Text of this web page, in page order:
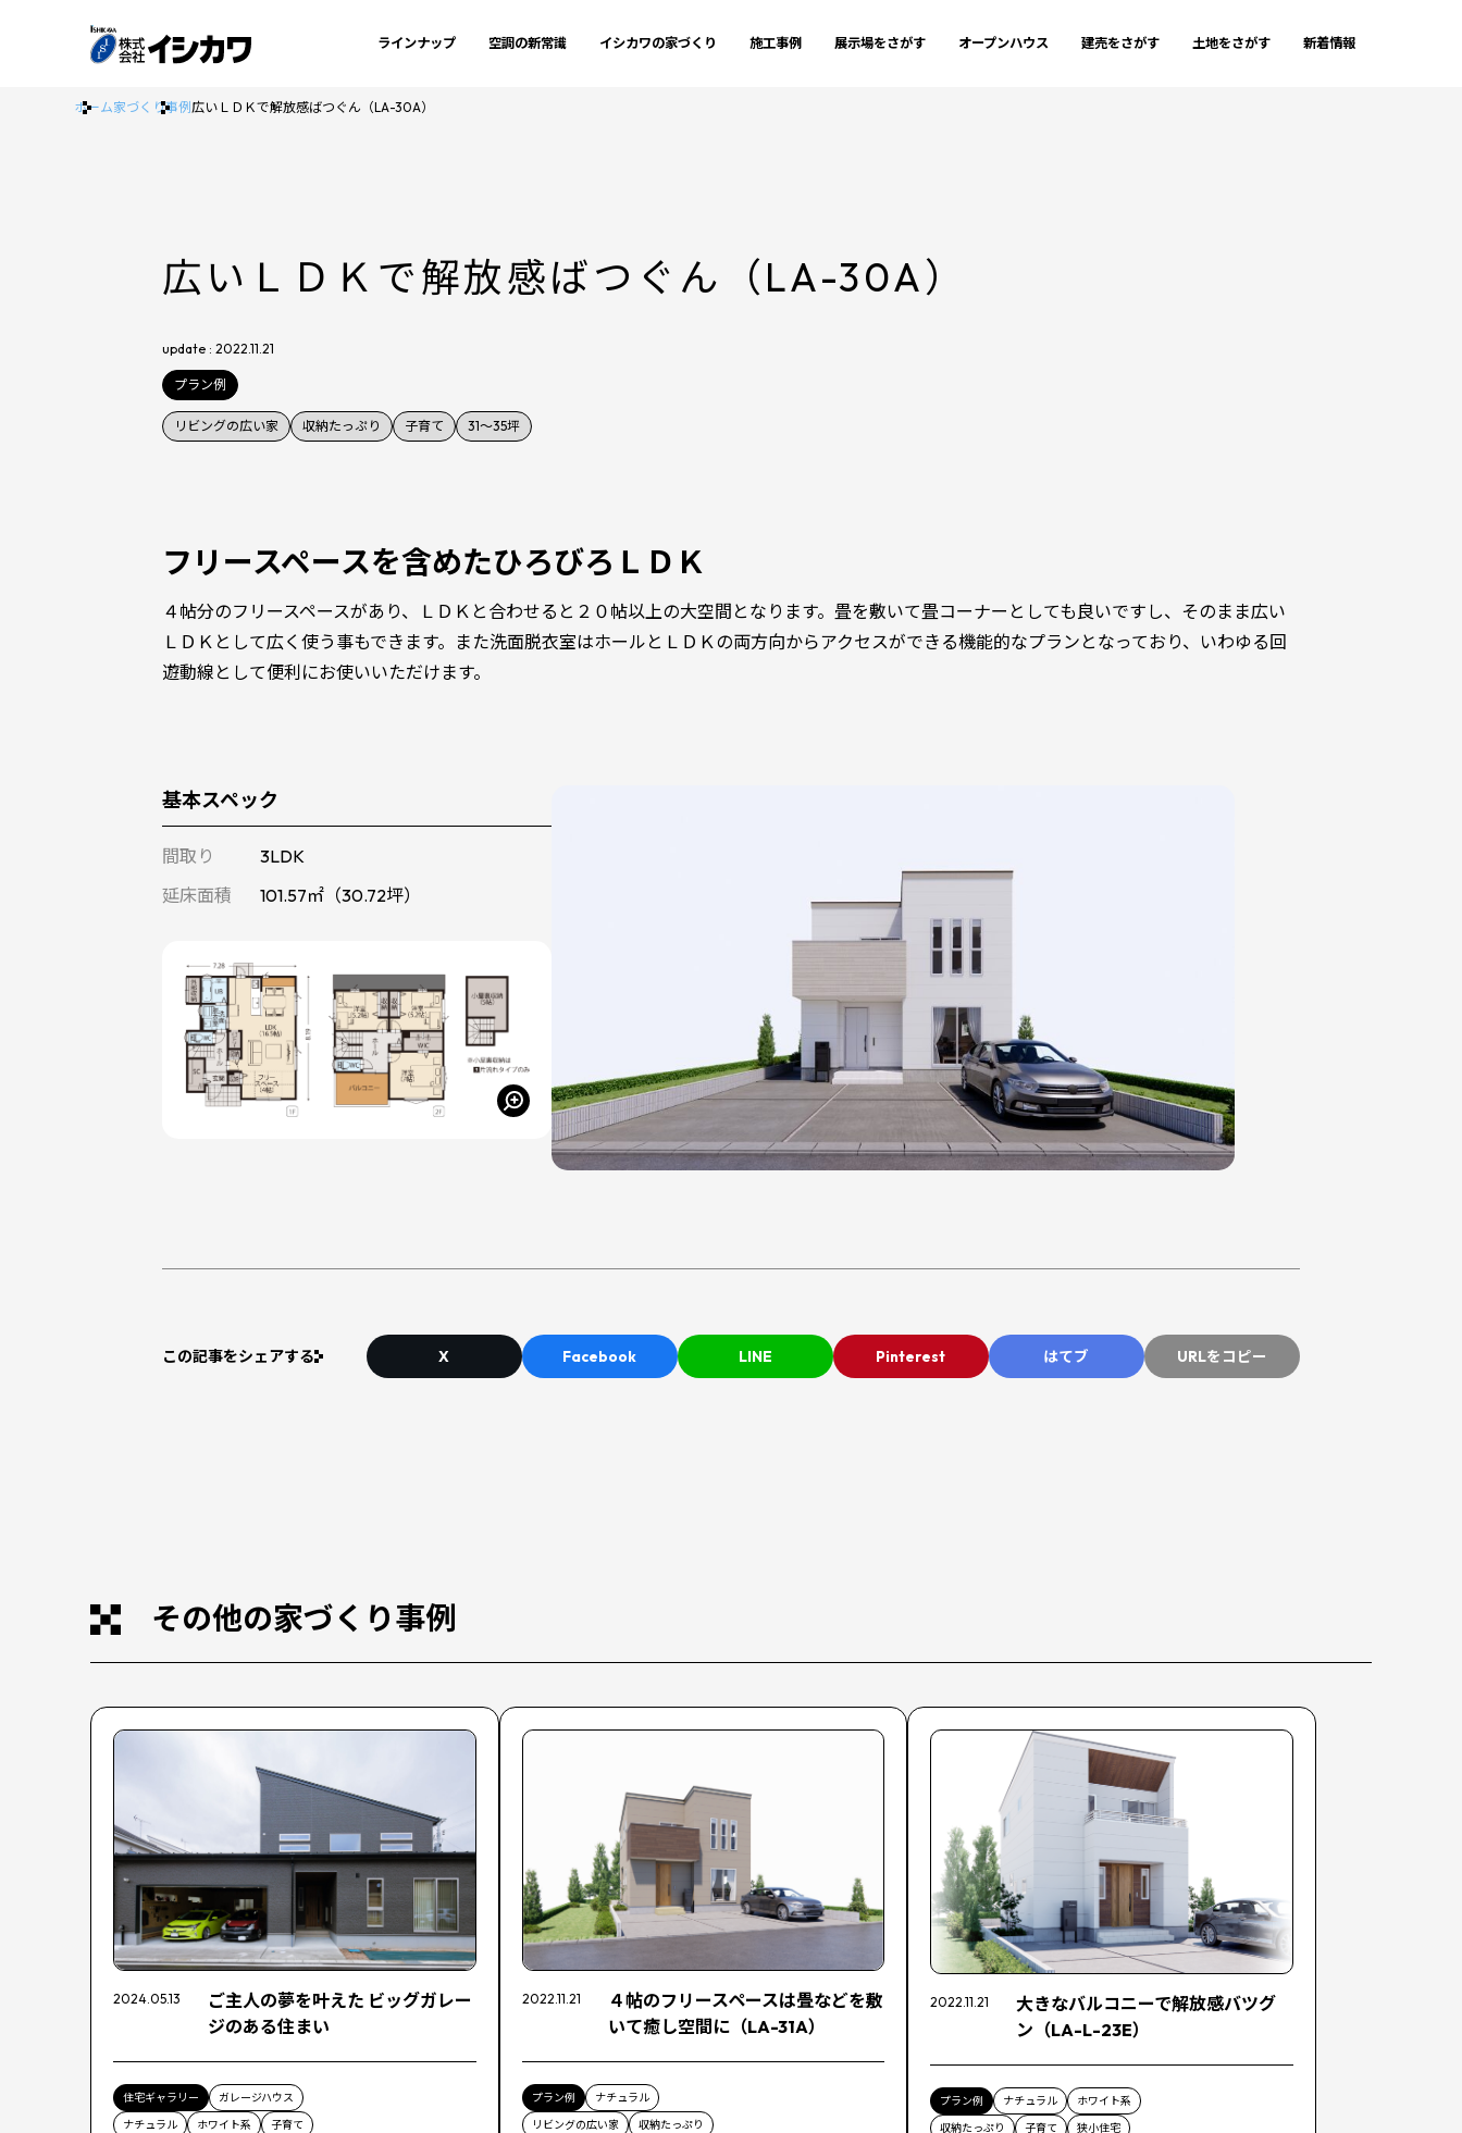
ラインナップ 空調の新常識 イシカワの家づくり 施工事例 展示場をさがす オープンハウス 建売をさがす 土地をさがす 新着情報
ホーム家づくり事例 広いＬＤＫで解放感ばつぐん（LA-30A）
広いＬＤＫで解放感ばつぐん（LA-30A）
update : 2022.11.21
プラン例
リビングの広い家 収納たっぷり 子育て 31～35坪
フリースペースを含めたひろびろＬＤＫ
４帖分のフリースペースがあり、ＬＤＫと合わせると２０帖以上の大空間となります。畳を敷いて畳コーナーとしても良いですし、そのまま広い
ＬＤＫとして広く使う事もできます。また洗面脱衣室はホールとＬＤＫの両方向からアクセスができる機能的なプランとなっており、いわゆる回
遊動線として便利にお使いいただけます。
基本スペック
間取り
3LDK
延床面積
101.57㎡（30.72坪）
この記事をシェアする X Facebook LINE Pinterest はてブ URLをコピー
その他の家づくり事例
2024.05.13
ご主人の夢を叶えた ビッグガレー
ジのある住まい
住宅ギャラリー
ガレージハウス
ナチュラル
ホワイト系
子育て
2022.11.21
４帖のフリースペースは畳などを敷
いて癒し空間に（LA-31A）
プラン例
ナチュラル
リビングの広い家
収納たっぷり
2022.11.21
大きなバルコニーで解放感バツグ
ン（LA-L-23E）
プラン例 ナチュラル
ホワイト系
収納たっぷり
子育て 狭小住宅